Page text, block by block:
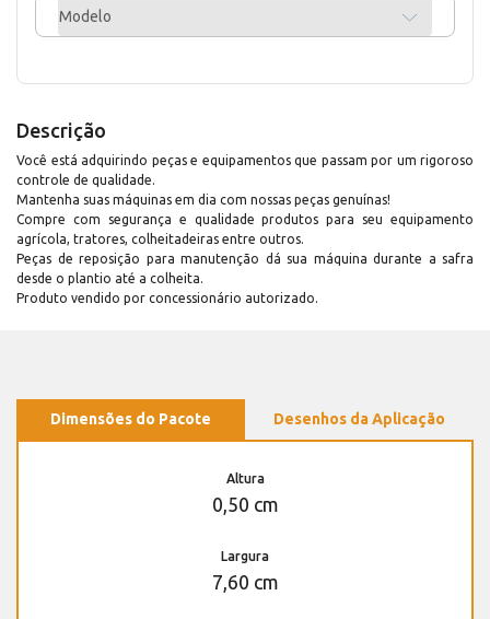
Modelo
Descrição
Você está adquirindo peças e equipamentos que passam por um rigoroso
controle de qualidade.
Mantenha suas máquinas em dia com nossas peças genuínas!
Compre com segurança e qualidade produtos para seu equipamento
agrícola, tratores, colheitadeiras entre outros.
Peças de reposição para manutenção dá sua máquina durante a safra
desde o plantio até a colheita.
Produto vendido por concessionário autorizado.
Dimensões do Pacote Desenhos da Aplicação
Altura
0,50 cm
Largura
7,60 cm